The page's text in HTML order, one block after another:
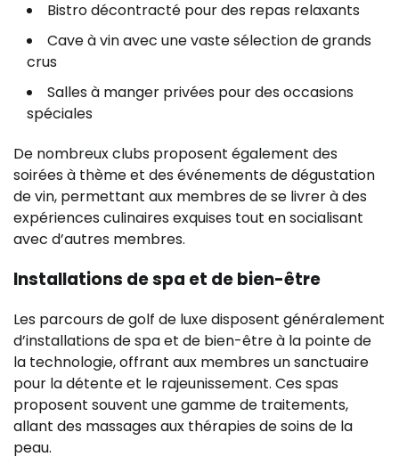
Bistro décontracté pour des repas relaxants
Cave à vin avec une vaste sélection de grands
crus
Salles à manger privées pour des occasions
spéciales
De nombreux clubs proposent également des
soirées à thème et des événements de dégustation
de vin, permettant aux membres de se livrer à des
expériences culinaires exquises tout en socialisant
avec d’autres membres.
Installations de spa et de bien-être
Les parcours de golf de luxe disposent généralement
d’installations de spa et de bien-être à la pointe de
la technologie, offrant aux membres un sanctuaire
pour la détente et le rajeunissement. Ces spas
proposent souvent une gamme de traitements,
allant des massages aux thérapies de soins de la
peau.